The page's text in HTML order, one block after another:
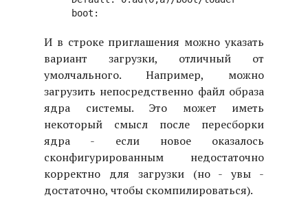
И в строке приглашения можно указать
вариант загрузки, отличный от
умолчального. Например, можно
загрузить непосредственно файл образа
ядра системы. Это может иметь
некоторый смысл после пересборки
ядра - если новое оказалось
сконфигурированным недостаточно
корректно для загрузки (но - увы -
достаточно, чтобы скомпилироваться).